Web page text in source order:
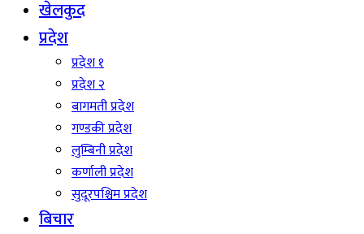
खेलकुद
प्रदेश
प्रदेश १
प्रदेश २
बागमती प्रदेश
गण्डकी प्रदेश
लुम्बिनी प्रदेश
कर्णाली प्रदेश
सुदूरपश्चिम प्रदेश
बिचार